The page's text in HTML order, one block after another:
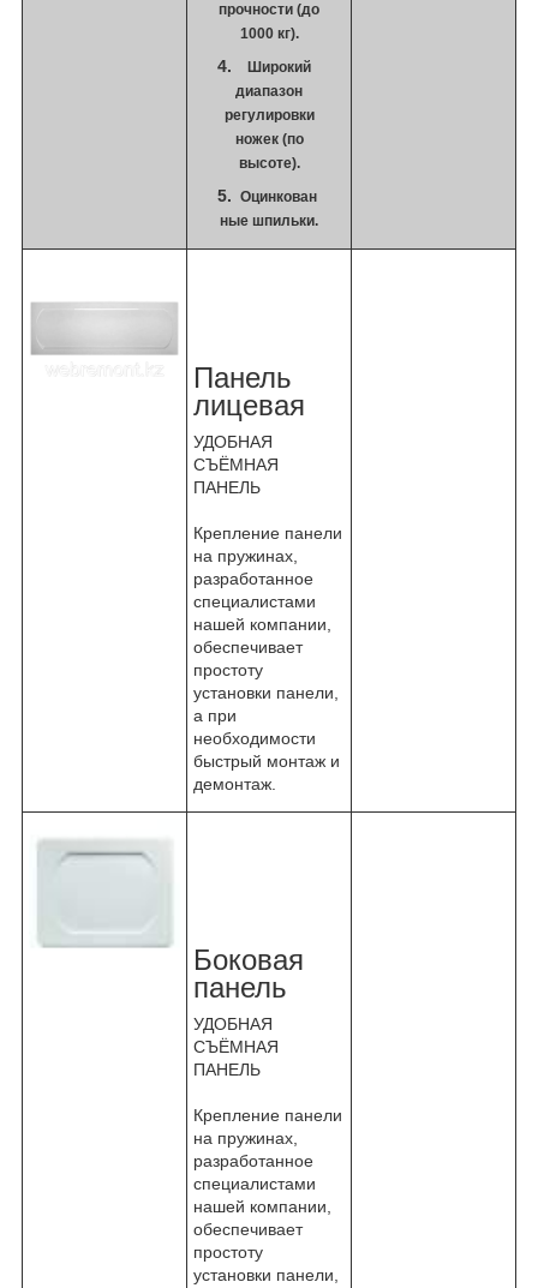
прочности (до
1000 кг).
Широкий
диапазон
регулировки
ножек (по
высоте).
Оцинкован
ные шпильки.
Панель
лицевая
УДОБНАЯ
СЪЁМНАЯ
ПАНЕЛЬ
Крепление панели
на пружинах,
разработанное
специалистами
нашей компании,
обеспечивает
простоту
установки панели,
а при
необходимости
быстрый монтаж и
демонтаж.
Боковая
панель
УДОБНАЯ
СЪЁМНАЯ
ПАНЕЛЬ
Крепление панели
на пружинах,
разработанное
специалистами
нашей компании,
обеспечивает
простоту
установки панели,